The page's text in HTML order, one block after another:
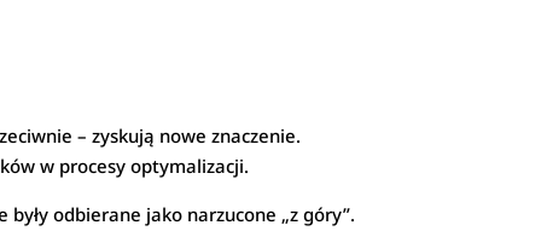
– zyskują nowe znaczenie.
w procesy optymalizacji.
odbierane jako narzucone „z góry”.